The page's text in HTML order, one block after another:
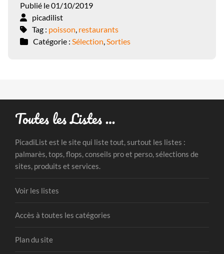
Publié le 01/10/2019
picadilist
Tag : poisson, restaurants
Catégorie : Sélection,Sorties
Toutes les Listes …
PicadiList est le site qui liste tout, surtout les listes :
palmarès, tops, flops, conseils pro et perso, sélections de
sites, produits et services.
Voir les listes
Accès à toutes les catégories
Plan du site